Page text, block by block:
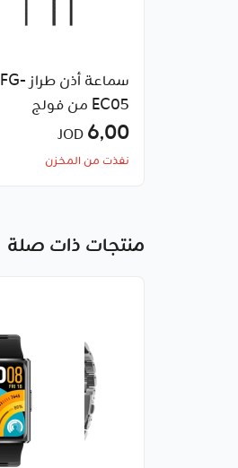
سماعة أذن طراز FG-
EC05 من فولج
6٫00
نفذت من المخزن
منتجات ذات صلة